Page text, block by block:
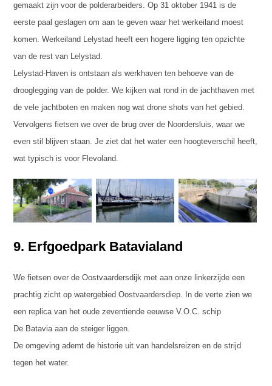
gemaakt zijn voor de polderarbeiders. Op 31 oktober 1941 is de
eerste paal geslagen om aan te geven waar het werkeiland moest
komen. Werkeiland Lelystad heeft een hogere ligging ten opzichte
van de rest van Lelystad.
Lelystad-Haven is ontstaan als werkhaven ten behoeve van de
drooglegging van de polder. We kijken wat rond in de jachthaven met
de vele jachtboten en maken nog wat drone shots van het gebied.
Vervolgens fietsen we over de brug over de Noordersluis, waar we
even stil blijven staan. Je ziet dat het water een hoogteverschil heeft,
wat typisch is voor Flevoland.
9. Erfgoedpark Batavialand
We fietsen over de Oostvaardersdijk met aan onze linkerzijde een
prachtig zicht op watergebied Oostvaardersdiep. In de verte zien we
een replica van het oude zeventiende eeuwse V.O.C. schip
De Batavia aan de steiger liggen.
De omgeving ademt de historie uit van handelsreizen en de strijd
tegen het water.